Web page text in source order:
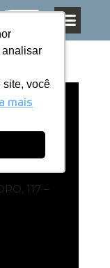
analisar
site, você
mais
analisar
site, você
mais
RJ
117 –